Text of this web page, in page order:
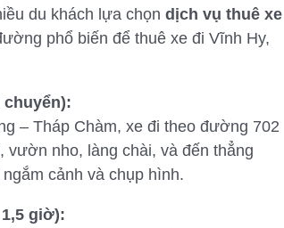
du khách lựa chọn dịch vụ thuê xe
phổ biến để thuê xe đi Vĩnh Hy,
chuyển):
– Tháp Chàm, xe đi theo đường 702
vườn nho, làng chài, và đến thẳng
cảnh và chụp hình.
giờ):